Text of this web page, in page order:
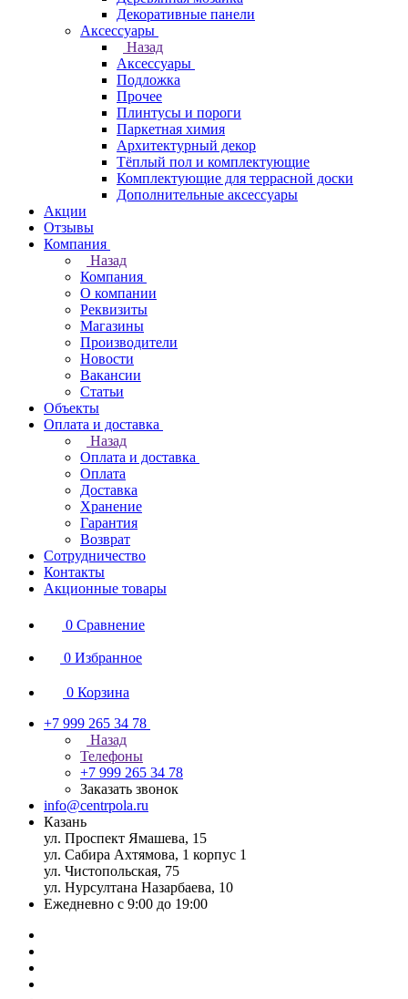
Декоративные панели
Аксессуары
Назад
Аксессуары
Подложка
Прочее
Плинтусы и пороги
Паркетная химия
Архитектурный декор
Тёплый пол и комплектующие
Комплектующие для террасной доски
Дополнительные аксессуары
Акции
Отзывы
Компания
Назад
Компания
О компании
Реквизиты
Магазины
Производители
Новости
Вакансии
Статьи
Объекты
Оплата и доставка
Назад
Оплата и доставка
Оплата
Доставка
Хранение
Гарантия
Возврат
Сотрудничество
Контакты
Акционные товары
0 Сравнение
0 Избранное
0 Корзина
+7 999 265 34 78
Назад
Телефоны
+7 999 265 34 78
Заказать звонок
info@centrpola.ru
Казань
ул. Проспект Ямашева, 15
ул. Сабира Ахтямова, 1 корпус 1
ул. Чистопольская, 75
ул. Нурсултана Назарбаева, 10
Ежедневно с 9:00 до 19:00